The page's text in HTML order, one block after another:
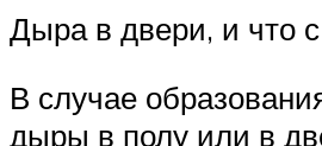
Дыра в двери, и что
В случае
дыры в полу или в